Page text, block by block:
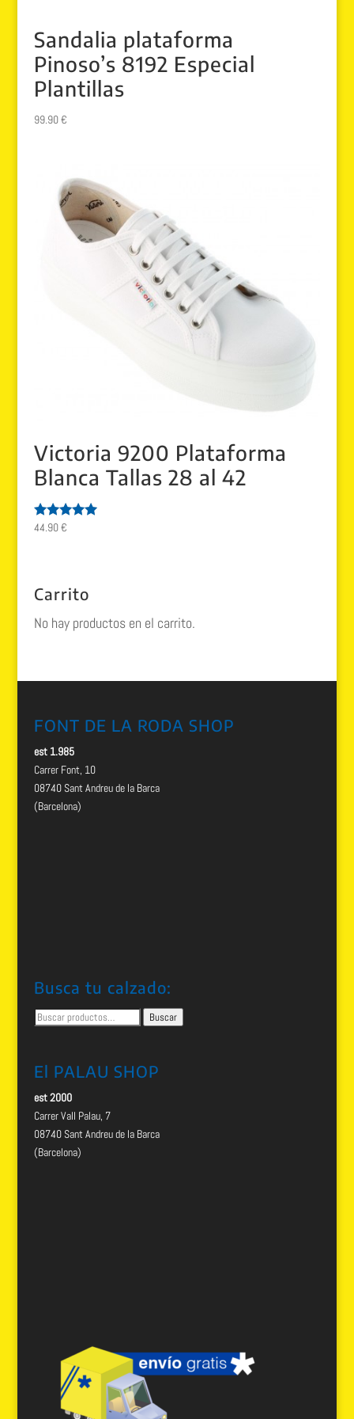
Sandalia plataforma
Pinoso’s 8192 Especial
Plantillas
99.90€
Victoria 9200 Plataforma
Blanca Tallas 28 al 42
Valorado
44.90€
Carrito
No hay productos en el carrito.
FONT DE LA RODA SHOP
est 1.985
Carrer Font, 10
08740 Sant Andreu de la Barca
(Barcelona)
Busca tu calzado:
Buscar
por:
Buscar
El PALAU SHOP
est 2000
Carrer Vall Palau, 7
08740 Sant Andreu de la Barca
(Barcelona)